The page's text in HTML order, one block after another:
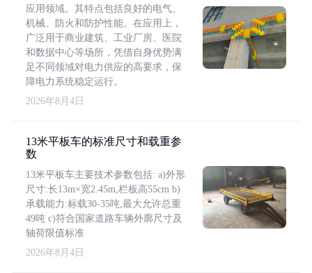
应用领域。其特点包括良好的电气、
机械、防火和防护性能。在应用上，
广泛用于商业建筑、工业厂房、医院
和数据中心等场所，凭借自身优势满
足不同领域对电力供应的高要求，保
障电力系统稳定运行。
2026年8月4日
13米平板车的标准尺寸和载重参
数
13米平板车主要技术参数包括: a)外形
尺寸:长13m×宽2.45m,栏板高55cm b)
承载能力:标载30-35吨,最大允许总重
49吨 c)符合国家道路车辆外廓尺寸及
轴荷限值标准
2026年8月4日